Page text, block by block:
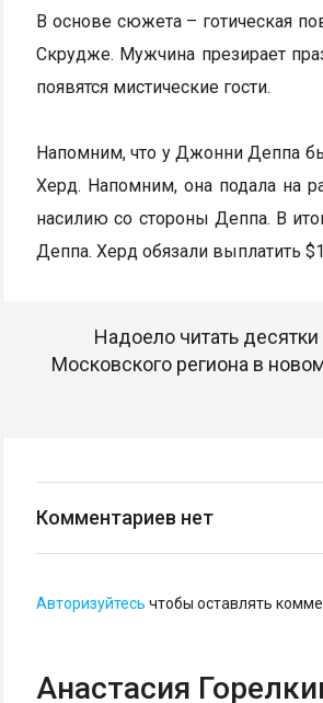
В основе сюжета – готическая
Скрудже. Мужчина презирает
появятся мистические гости.
Напомним, что у Джонни Деппа
Херд. Напомним, она подала на
насилию со стороны Деппа. В
Деппа. Херд обязали выплатить
Надоело читать
Московского региона в
Комментариев нет
Авторизуйтесь чтобы оставлять
Анастасия